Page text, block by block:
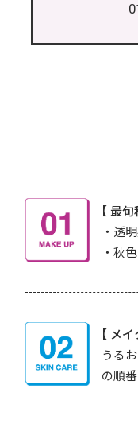
【 最
・透
・秋
【 メ
うる
の順番